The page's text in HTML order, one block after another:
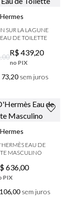
Hermes
SUR LA LAGUNE
DE TOILETTE
R$439,20
no PIX
73,20sem juros
Hermes
EAU DE
MASCULINO
636,00
PIX
sem juros